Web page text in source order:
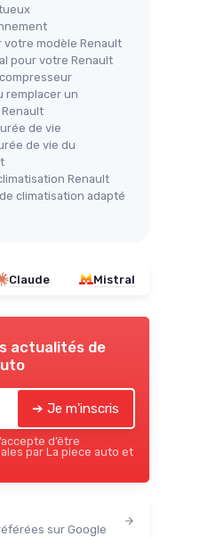
climatisation
- compatible
/ Scénic
pour une unité
installation et
8200940837
simple si
de modèle
votre modèle Renault
pour votre Renault
remplacer un
de vie
de vie du
Renault
climatisation adapté
Claude Mistral
actualités de
➔ Je m'inscris
d’être
par La piece auto et
sur Google